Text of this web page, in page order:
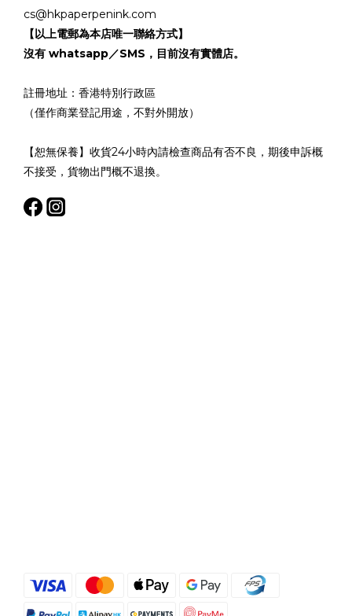
cs@hkpaperpenink.com
【以上電郵為本店唯一聯絡方式】
沒有 whatsapp／SMS，目前沒有實體店。
註冊地址：香港特別行政區
（僅作商業登記用途，不對外開放）
【恕無保養】收貨24小時內請檢查商品有否不良，期後申訴概
不接受，貨物出門概不退換。